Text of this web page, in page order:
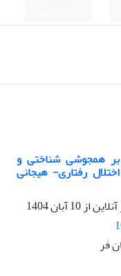
همجوشی شناختی و
رفتاری- هیجانی
از10 آبان 1404
فر